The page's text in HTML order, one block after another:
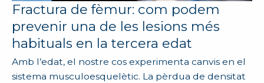
Fractura de fèmur: com podem
prevenir una de les lesions més
habituals en la tercera edat
Amb l’edat, el nostre cos experimenta canvis en el
sistema musculoesquelètic. La pèrdua de densitat